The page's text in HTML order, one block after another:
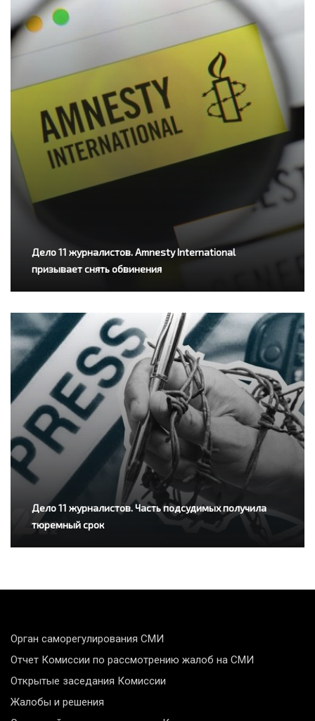
Дело 11 журналистов. Amnesty International
призывает снять обвинения
Дело 11 журналистов. Часть подсудимых получила
тюремный срок
Орган саморегулирования СМИ
Отчет Комиссии по рассмотрению жалоб на СМИ
Открытые заседания Комиссии
Жалобы и решения